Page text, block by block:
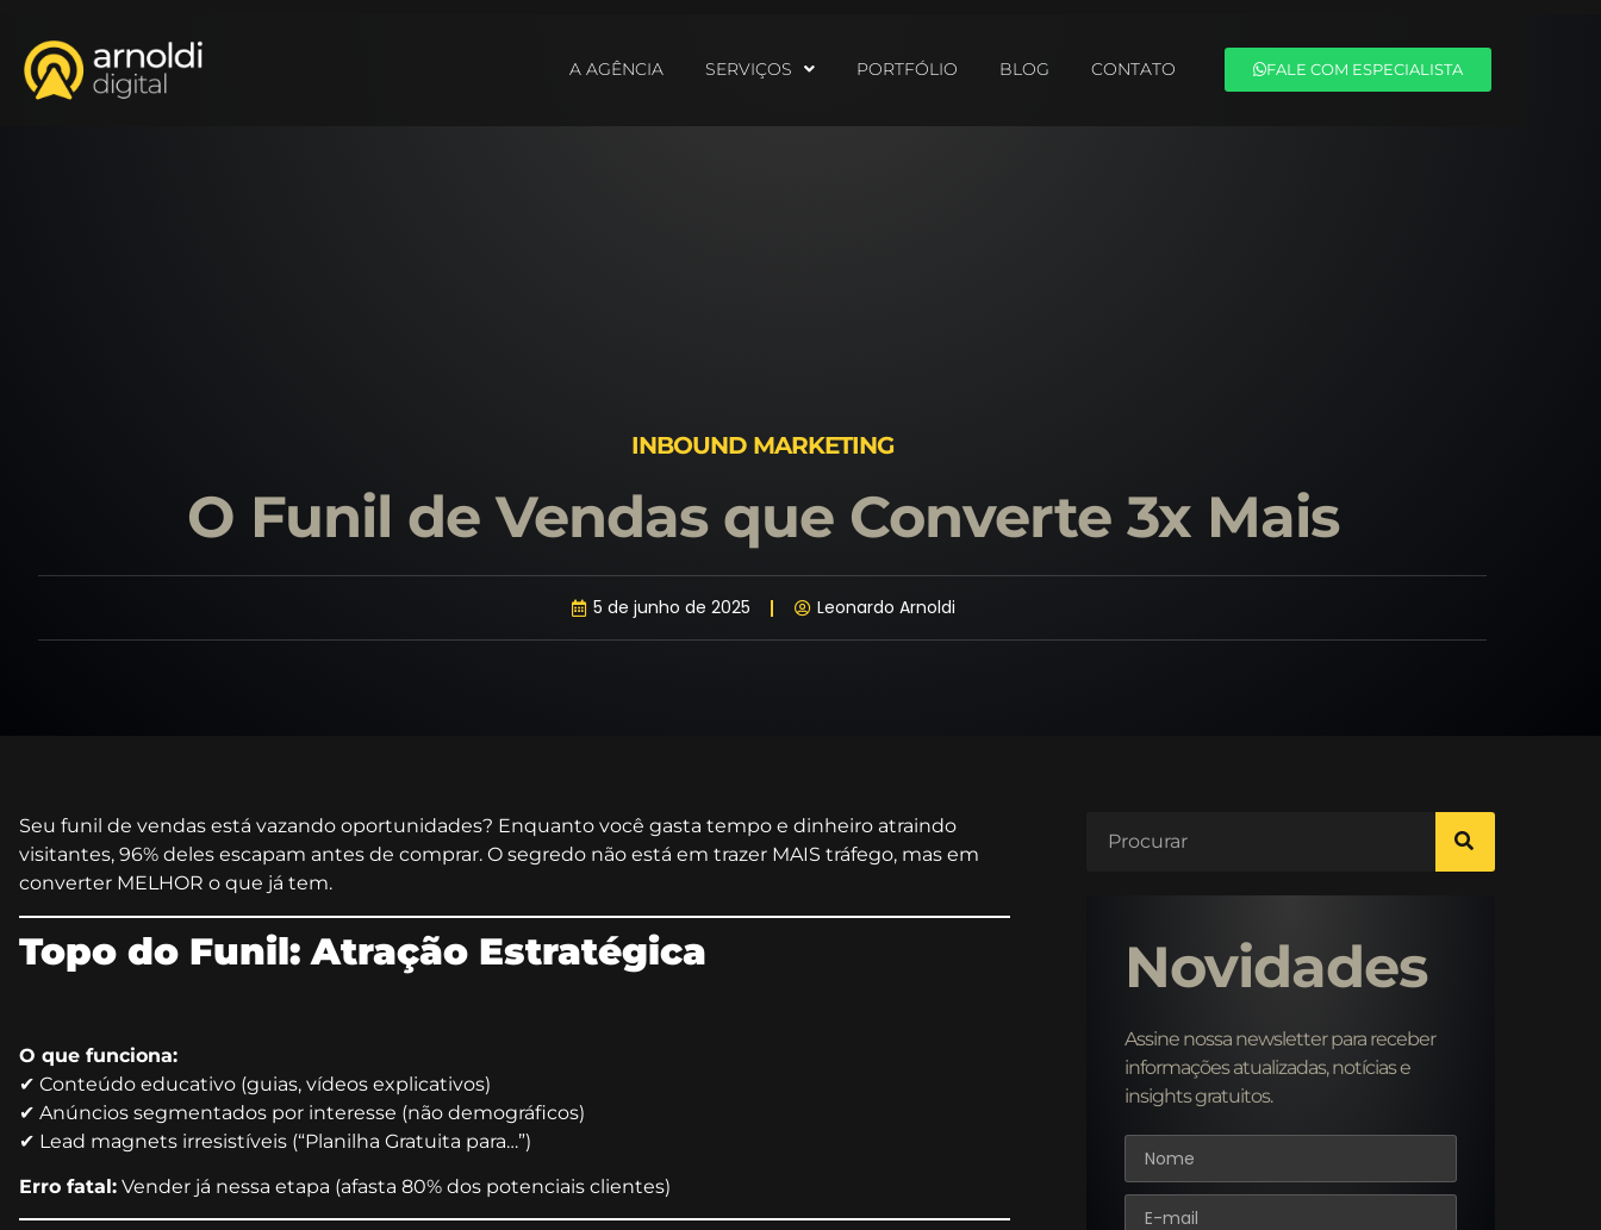
A AGÊNCIA SERVIÇOS PORTFÓLIO BLOG CONTATO FALE COM ESPECIALISTA
INBOUND MARKETING
O Funil de Vendas que Converte 3x Mais
5 de junho de 2025 Leonardo Arnoldi
Seu funil de vendas está vazando oportunidades? Enquanto você gasta tempo e dinheiro atraindo
visitantes, 96% deles escapam antes de comprar. O segredo não está em trazer MAIS tráfego, mas em
converter MELHOR o que já tem.
Topo do Funil: Atração Estratégica
O que funciona:
✔ Conteúdo educativo (guias, vídeos explicativos)
✔ Anúncios segmentados por interesse (não demográficos)
✔ Lead magnets irresistíveis (“Planilha Gratuita para…”)
Erro fatal: Vender já nessa etapa (afasta 80% dos potenciais clientes)
Novidades
Assine nossa newsletter para receber
informações atualizadas, notícias e
insights gratuitos.